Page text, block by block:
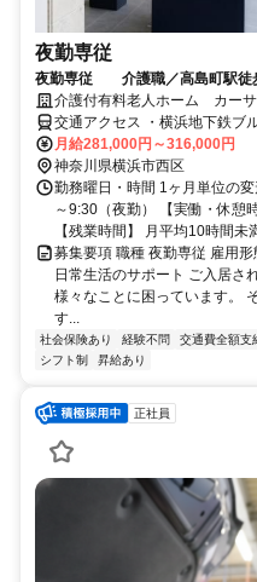
夜勤専従
夜勤専従 介護職／高島町駅徒
介護付有料老人ホーム カー
交通アクセス ・横浜地下鉄ブ
月給281,000円～316,000円
神奈川県横浜市西区
勤務曜日・時間 1ヶ月単位の
～9:30（夜勤） 【実働・休憩
【残業時間】 月平均10時間未
募集要項 職種 夜勤専従 雇用
日常生活のサポート ご入居さ
様々なことに困っています。
す...
社会保険あり 経験不問 交通費全額支
シフト制
昇給あり
正社員